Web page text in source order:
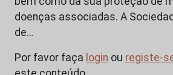
doenças associadas. A
de…
Por favor faça login ou registe-